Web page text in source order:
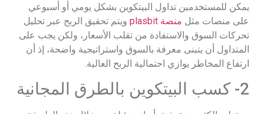
يمكن للمستخدمين تداول البيتكوين بشكل يومي أو أسبوعي
على منصات مثل منصة plasbit
ويتم تحقيق الربح عبر تحليل
تحركات السوق والاستفادة من تقلب الأسعار، ولكن يجب على
المتداول أن يتبنى معرفة بالسوق واستراتيجية واضحة، إذ أن
ارتفاع المخاطر يوازي احتمالية الربح العالية.
2- كسب البيتكوين بالطرق المجانية